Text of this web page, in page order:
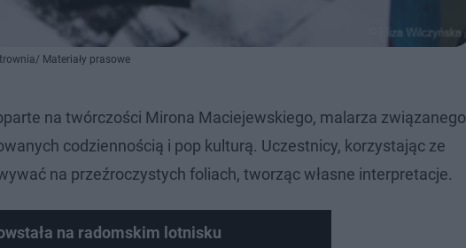
Materiały prasowe
na twórczości Mirona Maciejewskiego, malarza związanego
codziennością i pop kulturą. Uczestnicy, korzystając ze
na przeźroczystych foliach, tworząc własne interpretacje.
na radomskim lotnisku